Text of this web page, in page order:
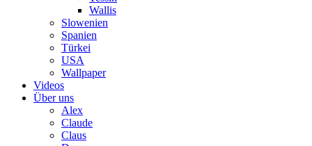
Wallis
Slowenien
Spanien
Türkei
USA
Wallpaper
Videos
Über uns
Alex
Claude
Claus